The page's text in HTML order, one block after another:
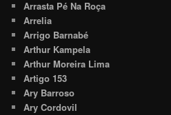
Arrasta Pé Na Roça
Arrelia
Arrigo Barnabé
Arthur Kampela
Arthur Moreira Lima
Artigo 153
Ary Barroso
Ary Cordovil